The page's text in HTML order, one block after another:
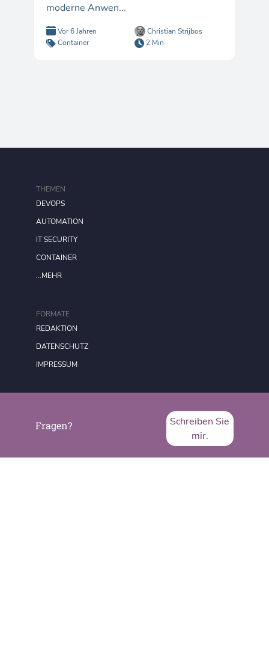
moderne Anwen...
Vor 6 Jahren
Christian Strijbos
Container
2 Min
Fragen?
Schreiben Sie
mir.
Borsigstraße 26
FORMATE
REDAKTION
DATENSCHUTZ
IMPRESSUM
THEMEN
DEVOPS
AUTOMATION
IT SECURITY
CONTAINER
...MEHR